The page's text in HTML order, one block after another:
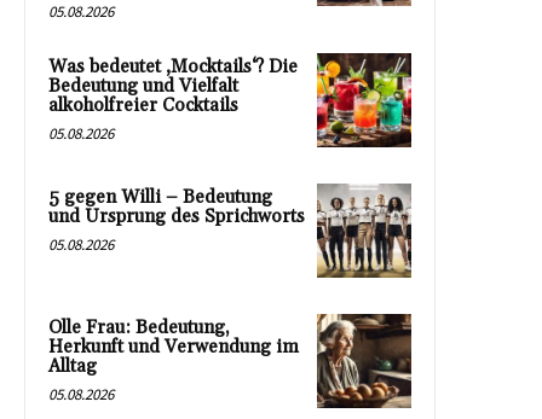
05.08.2026
Was bedeutet ‚Mocktails‘? Die
Bedeutung und Vielfalt
alkoholfreier Cocktails
05.08.2026
5 gegen Willi – Bedeutung
und Ursprung des Sprichworts
05.08.2026
Olle Frau: Bedeutung,
Herkunft und Verwendung im
Alltag
05.08.2026